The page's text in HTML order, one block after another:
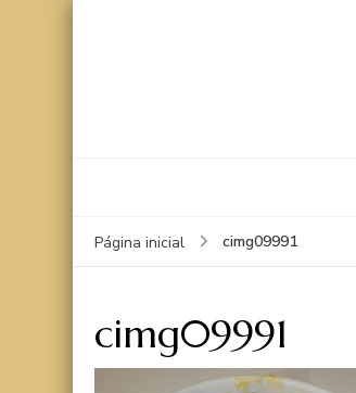
Página inicial cimg09991
cimg09991